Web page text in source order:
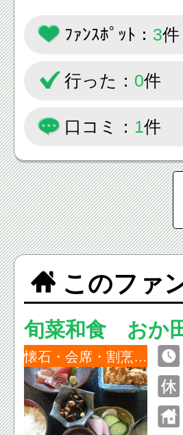
ﾌｧﾝｽﾎﾟｯﾄ： 3件
行った： 0件
口コミ： 1件
このファ
旬菜和食 おか
懐石・会席・割烹・小料理